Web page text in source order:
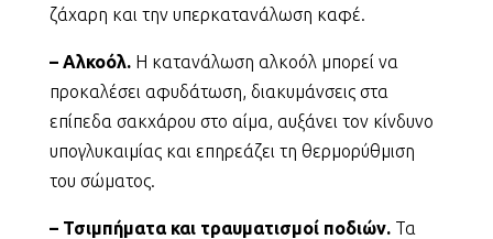
ζάχαρη και την υπερκατανάλωση καφέ.
– Αλκοόλ.Η κατανάλωση αλκοόλ μπορεί να
προκαλέσει αφυδάτωση, διακυμάνσεις στα
επίπεδα σακχάρου στο αίμα, αυξάνει τον κίνδυνο
υπογλυκαιμίας και επηρεάζει τη θερμορύθμιση
του σώματος.
– Τσιμπήματα και τραυματισμοί ποδιών.Τα